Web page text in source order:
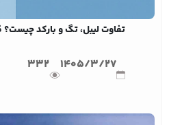
تفاوت لیبل، تگ و بارکد چیست؟
1405/3/27
332